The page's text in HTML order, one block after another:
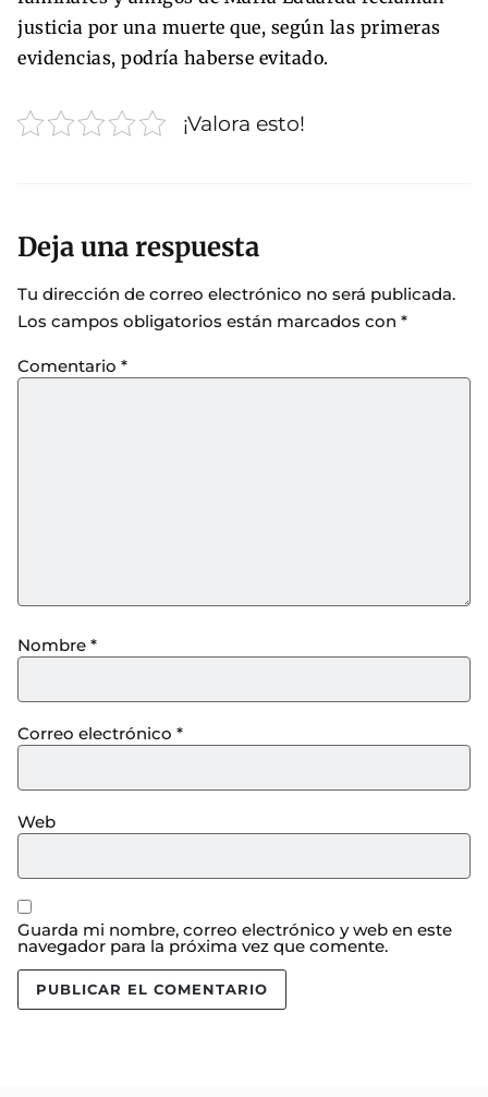
justicia por una muerte que, según las primeras
evidencias, podría haberse evitado.
¡Valora esto!
Deja una respuesta
Tu dirección de correo electrónico no será publicada.
Los campos obligatorios están marcados con *
Comentario *
Nombre *
Correo electrónico *
Web
Guarda mi nombre, correo electrónico y web en este
navegador para la próxima vez que comente.